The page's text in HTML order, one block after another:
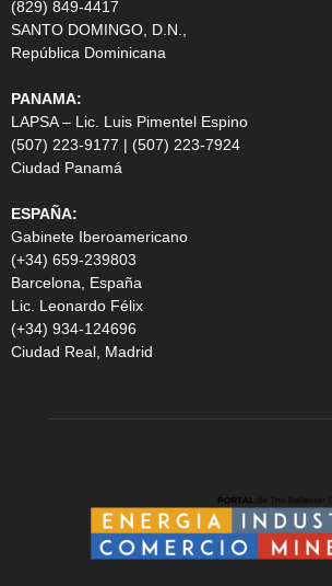
(829) 849-4417
SANTO DOMINGO, D.N.,
República Dominicana
PANAMA:
LAPSA – Lic. Luis Pimentel Espino
(507) 223-9177 | (507) 223-7924
Ciudad Panamá
ESPAÑA:
Gabinete Iberoamericano
(+34) 659-239803
Barcelona, España
Lic. Leonardo Félix
(+34) 934-124696
Ciudad Real, Madrid